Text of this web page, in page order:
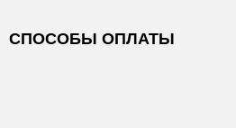
СПОСОБЫ ОПЛАТЫ